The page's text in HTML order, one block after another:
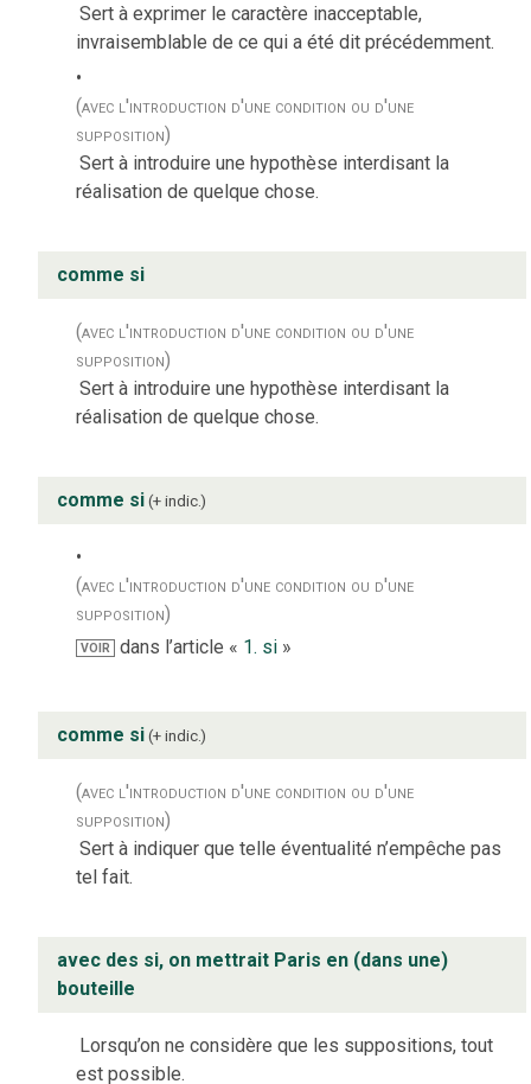
Sert à exprimer le caractère inacceptable,
invraisemblable de ce qui a été dit précédemment.
(avec l'introduction d'une condition ou d'une
supposition)
Sert à introduire une hypothèse interdisant la
réalisation de quelque chose.
comme si
(avec l'introduction d'une condition ou d'une
supposition)
Sert à introduire une hypothèse interdisant la
réalisation de quelque chose.
comme si + indic.
(avec l'introduction d'une condition ou d'une
supposition)
VOIR dans l’article « 1. si »
comme si + indic.
(avec l'introduction d'une condition ou d'une
supposition)
Sert à indiquer que telle éventualité n’empêche pas
tel fait.
avec des si, on mettrait Paris en (dans une)
bouteille
Lorsqu’on ne considère que les suppositions, tout
est possible.